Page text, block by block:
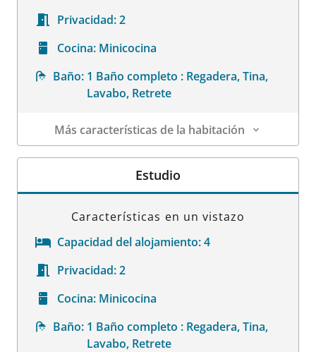
Privacidad:2
Cocina: Minicocina
Baño: 1 Baño completo : Regadera, Tina,
Lavabo, Retrete
Más características de la habitación
Datos de la habitación
Estudio
Características en un vistazo
Capacidad del alojamiento:4
Privacidad:2
Cocina: Minicocina
Baño: 1 Baño completo : Regadera, Tina,
Lavabo, Retrete